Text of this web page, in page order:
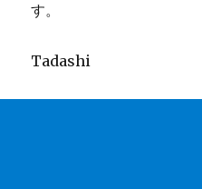
す。
Tadashi